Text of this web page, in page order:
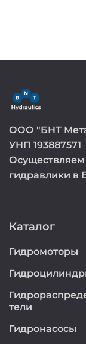
ООО "БНТ
УНП 193887571
гидравлики в
Каталог
Гидромоторы
тели
Гидронасосы